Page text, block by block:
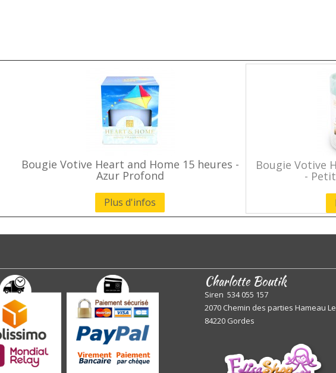
Bougie Votive Heart and Home 15 heures -
Azur Profond
Plus d'infos
Bougie Votive
-
Charlotte Boutik
Siren 534 055 157
2070 Chemin des parties Hameau
84220 Gordes